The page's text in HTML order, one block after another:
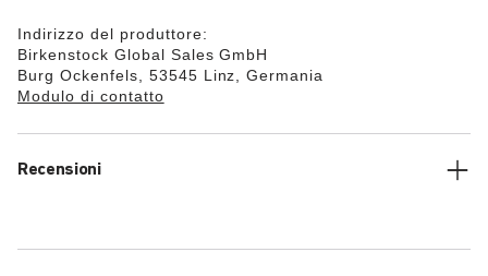
Indirizzo del produttore:
Birkenstock Global Sales GmbH
Burg Ockenfels, 53545 Linz, Germania
Modulo di contatto
Recensioni